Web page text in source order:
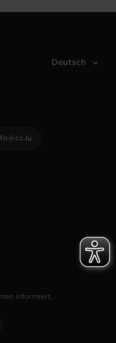
informiert.